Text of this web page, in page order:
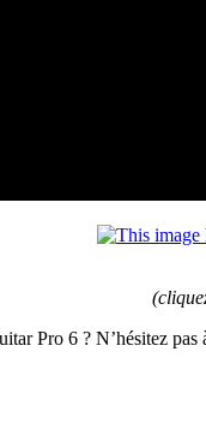
Pro 6 ? N’hésitez